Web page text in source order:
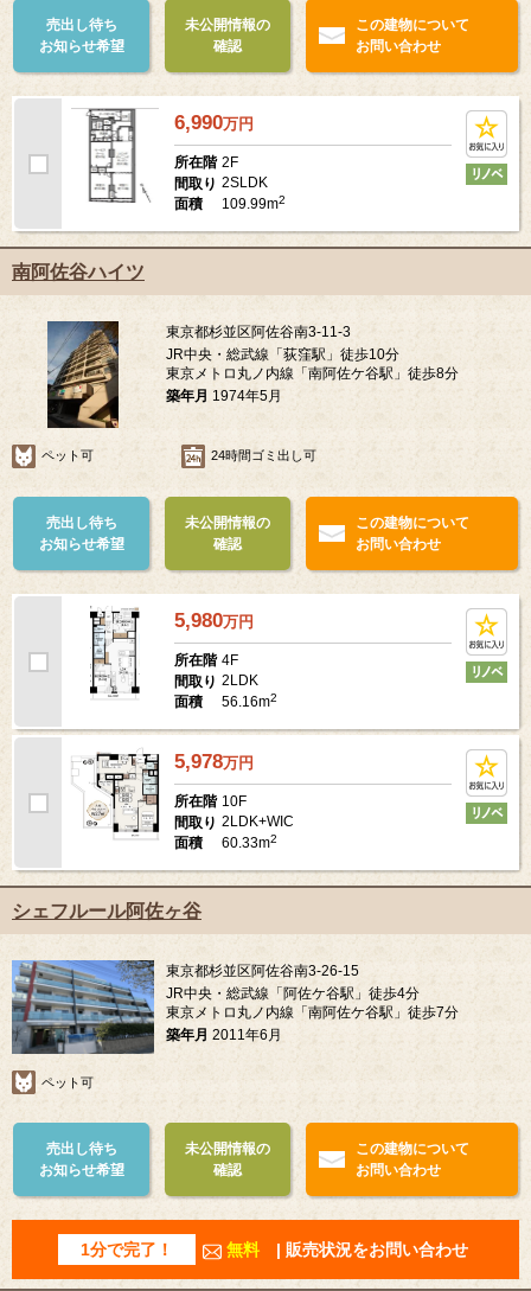
売出し待ち
お知らせ希望
未公開情報の
確認
この建物について
お問い合わせ
6,990万円
所在階 2F
間取り 2SLDK
面積
109.99m2
南阿佐谷ハイツ
東京都杉並区阿佐谷南3-11-3
JR中央・総武線「荻窪駅」徒歩10分
東京メトロ丸ノ内線「南阿佐ケ谷駅」徒歩8分
築年月 1974年5月
ペット可 24時間ゴミ出し可
売出し待ち
お知らせ希望
未公開情報の
確認
この建物について
お問い合わせ
5,980万円
所在階 4F
間取り 2LDK
面積
56.16m2
5,978万円
所在階 10F
間取り 2LDK+WIC
面積
60.33m2
シェフルール阿佐ヶ谷
東京都杉並区阿佐谷南3-26-15
JR中央・総武線「阿佐ケ谷駅」徒歩4分
東京メトロ丸ノ内線「南阿佐ケ谷駅」徒歩7分
築年月 2011年6月
ペット可
売出し待ち
お知らせ希望
未公開情報の
確認
この建物について
お問い合わせ
1分で完了！ 無料 | 販売状況をお問い合わせ